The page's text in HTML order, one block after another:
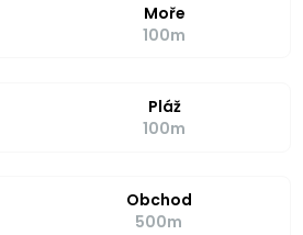
Moře
100m
Pláž
100m
Obchod
500m